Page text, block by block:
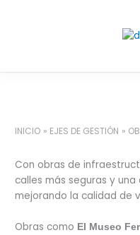
INICIO EJES DE GESTIÓN
Con obras de
calles más seguras y
mejorando la calidad de
Obras como El Museo